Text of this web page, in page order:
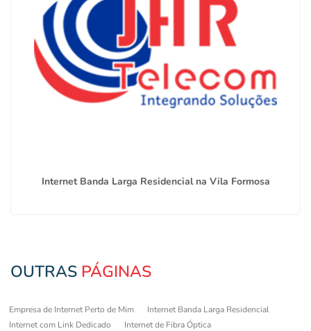
Internet Banda Larga Residencial na Vila Formosa
OUTRAS PÁGINAS
Empresa de Internet Perto de Mim
Internet Banda Larga Residencial
Internet com Link Dedicado
Internet de Fibra Óptica